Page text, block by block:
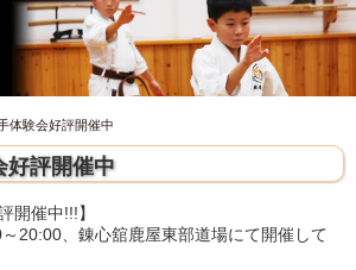
体験会好評開催中
好評開催中
開催中!!!】
20:00、錬心舘鹿屋東部道場にて開催して